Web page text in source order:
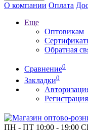
О компании Оплата
Еще
Оптовикам
Обратная
Сравнение0
Закладки0
Регистрация
ПН - ПТ 10:00 - 19:00